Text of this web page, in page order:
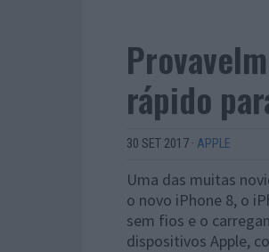
rápido
30 SET 2017 · APPLE
Uma das muitas
o novo iPhone 8, o
sem fios e o
dispositivos Apple,